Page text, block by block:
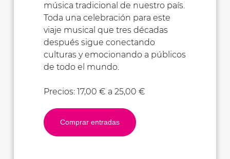
música tradicional de nuestro país.
Toda una celebración para este
viaje musical que tres décadas
después sigue conectando
culturas y emocionando a públicos
de todo el mundo.
Precios: 17,00 € a 25,00 €
Comprar entradas